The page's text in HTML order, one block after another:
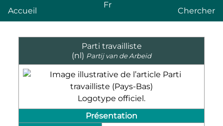
Accueil
Fr
Chercher
Parti travailliste
(nl) Partij van de Arbeid
Logotype officiel.
Présentation